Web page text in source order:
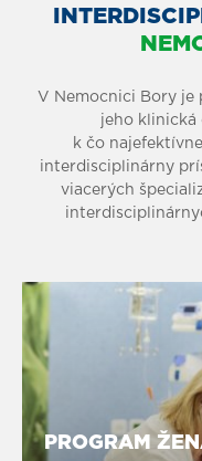
V Nemocnici Bory je
jeho klinická
k čo
interdisciplinárny
viacerých
PROGRAM